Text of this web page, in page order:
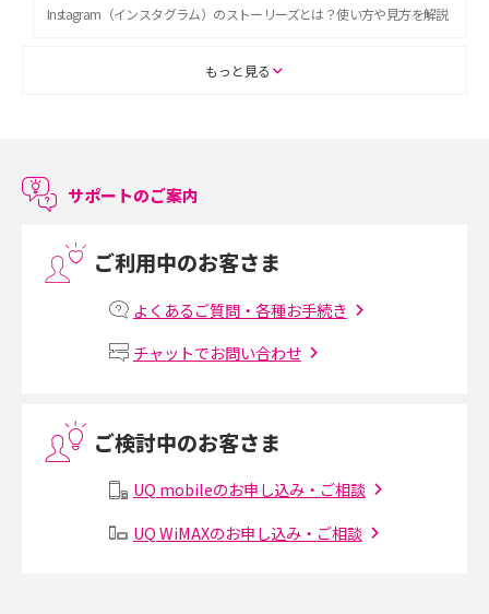
Instagram（インスタグラム）のストーリーズとは？使い方や見方を解説
ASMRとは？初心者向けの代表ジャンルや楽しみ方を解説
LINEで友だちを削除する方法は？方法ごとの影響や復活・復元する方法
プリペイドSIMとは？種類やメリット・デメリット、利用までの流れを解
MNOとは？MVNOやMVNEとの違いやメリット・デメリットを解説
Threads（スレッズ）とは？主な機能や登録方法、投稿の仕方を解説
Instagram（インスタグラム）でスクショするとバレる？バレるケースや
もっと見る
サポートのご案内
ご利用中のお客さま
よくあるご質問・各種お手続き
チャットでお問い合わせ
ご検討中のお客さま
UQ mobileのお申し込み・ご相談
UQ WiMAXのお申し込み・ご相談